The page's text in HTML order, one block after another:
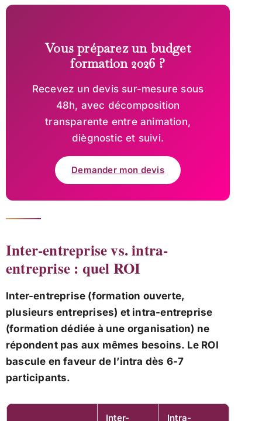
Vous préparez un budget
formation 2026 ?
Recevez un devis sur-mesure sous
48h, avec décomposition
transparente entre animation,
diègnostic et suivi.
Demander mon devis
Inter-entreprise vs. intra-
entreprise : quel ROI
Inter-entreprise (formation ouverte,
plusieurs entreprises) et intra-entreprise
(formation dédiée à une organisation) ne
répondent pas aux mêmes besoins. Le ROI
bascule en faveur de l’intra dès 6-7
participants.
Inter- Intra-